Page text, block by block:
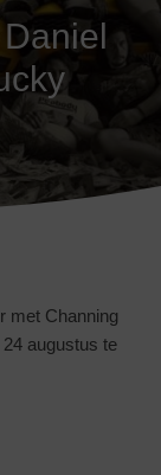
met Channing
augustus te